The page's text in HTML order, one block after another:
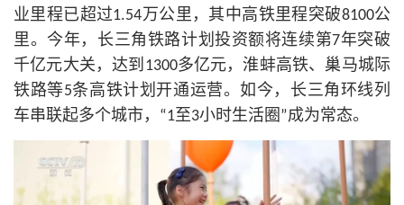
业里程已超过1.54万公里，其中高铁里程突破8100公
里。今年，长三角铁路计划投资额将连续第7年突破
千亿元大关，达到1300多亿元，淮蚌高铁、巢马城际
铁路等5条高铁计划开通运营。如今，长三角环线列
车串联起多个城市，“1至3小时生活圈”成为常态。